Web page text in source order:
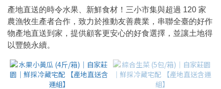
價格
(NT$)
~
產地直送的時令水果、新鮮食材！三小市集與超過 120 家
農漁牧生產者合作，致力於推動友善農業，串聯全臺的好作
物產地直送到家，提供顧客更安心的好食選擇，並讓土地得
以豐饒永續。